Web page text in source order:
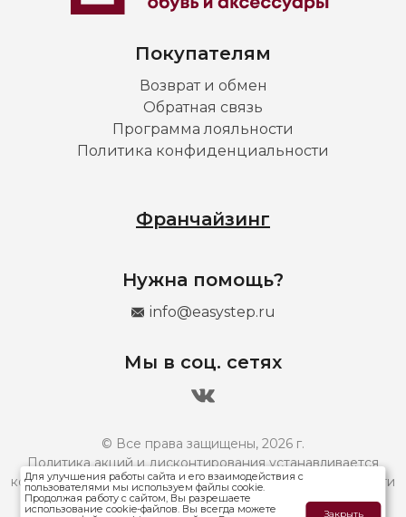
Покупателям
Возврат и обмен
Обратная связь
Программа лояльности
Политика конфиденциальности
Франчайзинг
Нужна помощь?
info@easystep.ru
Мы в соц. сетях
© Все права защищены, 2026 г.
Политика акций и дисконтирования устанавливается
конкретным франчайзи и может отличаться. Подробности
уточняйте в магазинах вашего города.
Для улучшения работы сайта и его взаимодействия с
пользователями мы используем файлы cookie.
Продолжая работу с сайтом, Вы разрешаете
использование cookie-файлов. Вы всегда можете
Закрыть